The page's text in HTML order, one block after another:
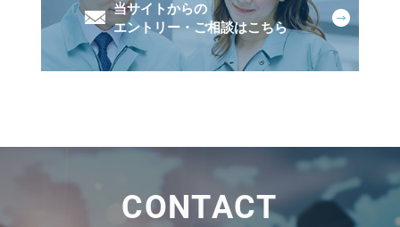
当サイトからの
エントリー・ご相談はこちら
CONTACT